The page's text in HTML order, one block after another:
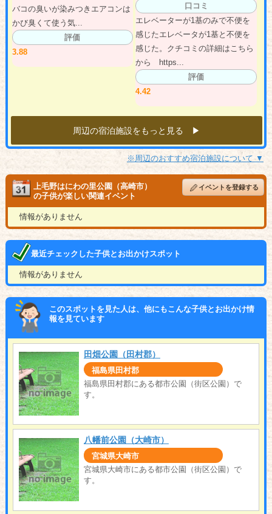
バコの臭いが染みつきエアコンは
かび臭くて使う気...
評価
3.88
口コミ
エレベーターが1基のみで不便を
感じたエレベータが1基と不便を
感じた。クチコミの詳細はこちら
から https...
評価
4.42
周辺の宿泊施設をもっと見る ▶︎
※周辺のおすすめ宿泊施設について ▼
上毛野はにわの里公園（高崎市）
の子供が楽しい関連イベント
イベントを登録する
情報がありません
最近チェックした子供とお出かけスポット
情報がありません
このスポットを見た人は、他にもこんな子供とお出かけ情
報を見ています
田畑公園（田村郡）
福島県田村郡
福島県田村郡にある都市公園（街区公園）で
す。
八幡前公園（大崎市）
宮城県大崎市
宮城県大崎市にある都市公園（街区公園）で
す。